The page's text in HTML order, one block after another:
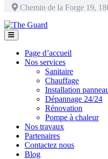
Chemin de la Forge 19,
Page d’accueil
Nos services
Sanitaire
Chauffage
Installation
Dépannage 24/24
Rénovation
Pompe à chaleur
Nos travaux
Partenaires
Contactez nous
Blog